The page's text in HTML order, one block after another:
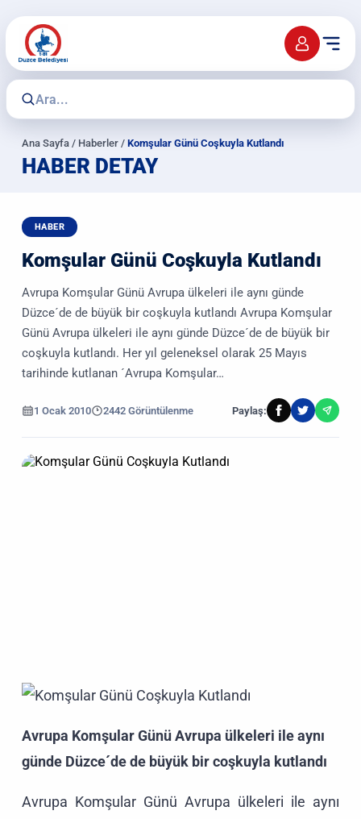
Ana Sayfa/ Haberler/ Komşular Günü Coşkuyla Kutlandı
HABER DETAY
HABER
Komşular Günü Coşkuyla Kutlandı
Avrupa Komşular Günü Avrupa ülkeleri ile aynı günde
Düzce´de de büyük bir coşkuyla kutlandı Avrupa Komşular
Günü Avrupa ülkeleri ile aynı günde Düzce´de de büyük bir
coşkuyla kutlandı. Her yıl geleneksel olarak 25 Mayıs
tarihinde kutlanan ´Avrupa Komşular…
1 Ocak 2010 2442 Görüntülenme Paylaş:
Avrupa Komşular Günü Avrupa ülkeleri ile aynı
günde Düzce´de de büyük bir coşkuyla kutlandı
Avrupa Komşular Günü Avrupa ülkeleri ile aynı